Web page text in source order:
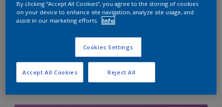
er hard aan om de voorraad aan te vullen.
By clicking “Accept All Cookies”, you agree to the storing of cookies
on your device to enhance site navigation, analyze site usage, and
assist in our marketing efforts.
Info
Cookies Settings
Reject All
Accept All Cookies